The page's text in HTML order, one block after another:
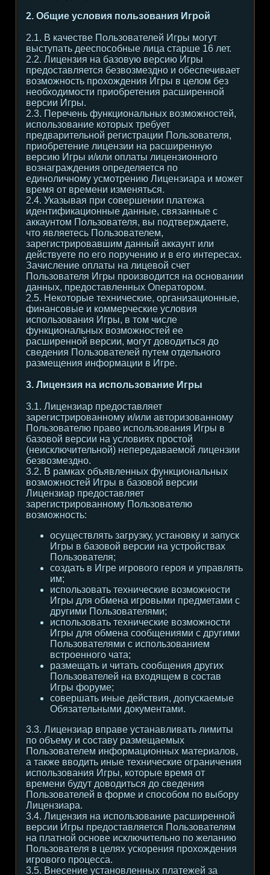
2. Общие условия пользования Игрой
2.1. В качестве Пользователей Игры могут
выступать дееспособные лица старше 16 лет.
2.2. Лицензия на базовую версию Игры
предоставляется безвозмездно и обеспечивает
возможность прохождения Игры в целом без
необходимости приобретения расширенной
версии Игры.
2.3. Перечень функциональных возможностей,
использование которых требует
предварительной регистрации Пользователя,
приобретение лицензии на расширенную
версию Игры и/или оплаты лицензионного
вознаграждения определяется по
единоличному усмотрению Лицензиара и может
время от времени изменяться.
2.4. Указывая при совершении платежа
идентификационные данные, связанные с
аккаунтом Пользователя, вы подтверждаете,
что являетесь Пользователем,
зарегистрировавшим данный аккаунт или
действуете по его поручению и в его интересах.
Зачисление оплаты на лицевой счет
Пользователя Игры производится на основании
данных, предоставленных Оператором.
2.5. Некоторые технические, организационные,
финансовые и коммерческие условия
использования Игры, в том числе
функциональных возможностей ее
расширенной версии, могут доводиться до
сведения Пользователей путем отдельного
размещения информации в Игре.
3. Лицензия на использование Игры
3.1. Лицензиар предоставляет
зарегистрированному и/или авторизованному
Пользователю право использования Игры в
базовой версии на условиях простой
(неисключительной) непередаваемой лицензии
безвозмездно.
3.2. В рамках объявленных функциональных
возможностей Игры в базовой версии
Лицензиар предоставляет
зарегистрированному Пользователю
возможность:
осуществлять загрузку, установку и запуск
Игры в базовой версии на устройствах
Пользователя;
создать в Игре игрового героя и управлять
им;
использовать технические возможности
Игры для обмена игровыми предметами с
другими Пользователями;
использовать технические возможности
Игры для обмена сообщениями с другими
Пользователями с использованием
встроенного чата;
размещать и читать сообщения других
Пользователей на входящем в состав
Игры форуме;
совершать иные действия, допускаемые
Обязательными документами.
3.3. Лицензиар вправе устанавливать лимиты
по объему и составу размещаемых
Пользователем информационных материалов,
а также вводить иные технические ограничения
использования Игры, которые время от
времени будут доводиться до сведения
Пользователей в форме и способом по выбору
Лицензиара.
3.4. Лицензия на использование расширенной
версии Игры предоставляется Пользователям
на платной основе исключительно по желанию
Пользователя в целях ускорения прохождения
игрового процесса.
3.5. Внесение установленных платежей за